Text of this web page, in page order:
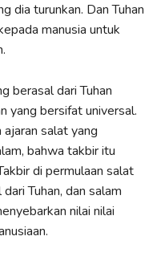
dia turunkan. Dan Tuhan
manusia untuk
berasal dari Tuhan
yang bersifat universal.
salat yang
bahwa takbir itu
di permulaan salat
Tuhan, dan salam
nilai nilai